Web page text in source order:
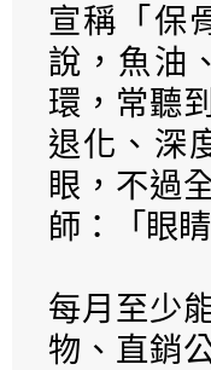
宣稱「保
說，魚油
環，常聽
退化、深
眼，不過
師：「眼
每月至少
物、直銷